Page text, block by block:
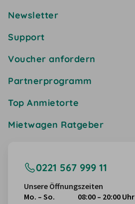
Newsletter
Support
Voucher anfordern
Partnerprogramm
Top Anmietorte
Mietwagen Ratgeber
0221 567 999 11
Unsere Öffnungszeiten
Mo. – So.
08:00 – 20:00 Uhr